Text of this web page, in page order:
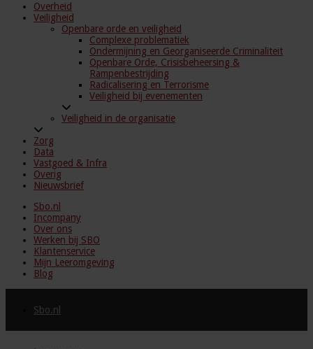
Overheid
Veiligheid
Openbare orde en veiligheid
Complexe problematiek
Ondermijning en Georganiseerde Criminaliteit
Openbare Orde, Crisisbeheersing &
Rampenbestrijding
Radicalisering en Terrorisme
Veiligheid bij evenementen
Veiligheid in de organisatie
Zorg
Data
Vastgoed & Infra
Overig
Nieuwsbrief
Sbo.nl
Incompany
Over ons
Werken bij SBO
Klantenservice
Mijn Leeromgeving
Blog
Sbo.nl